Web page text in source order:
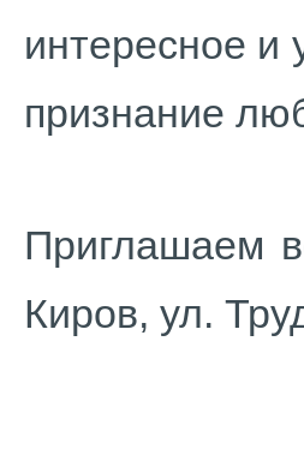
интересное и
признание
Приглашаем
Киров, ул.